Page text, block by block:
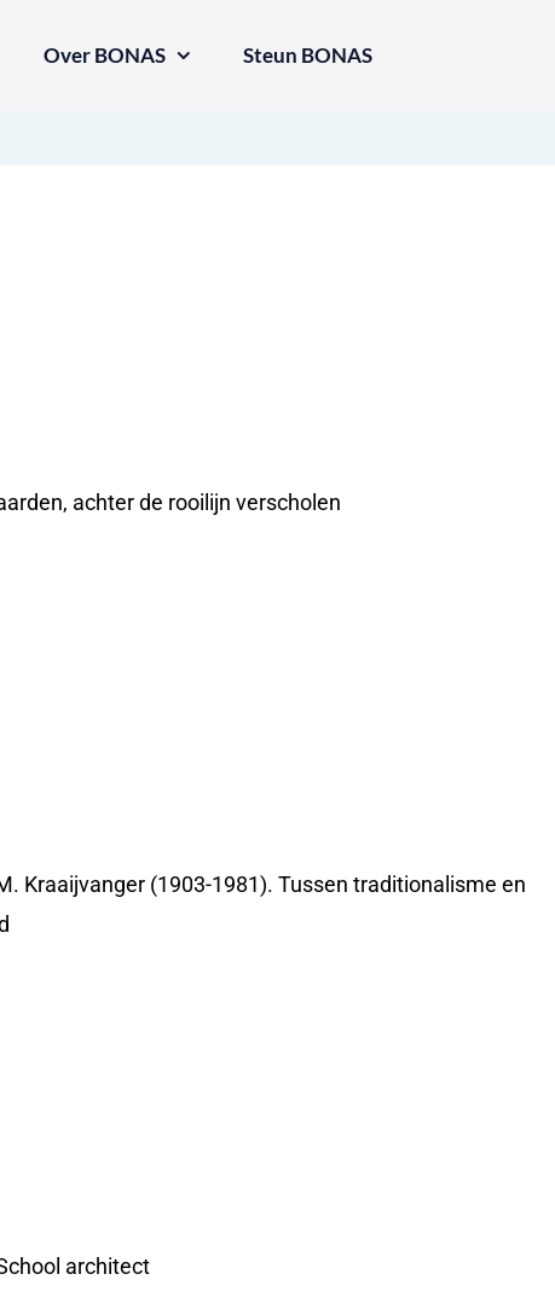
Over BONAS Steun BONAS
achter de rooilijn verscholen
Kraaijvanger (1903-1981). Tussen traditionalisme en
architect